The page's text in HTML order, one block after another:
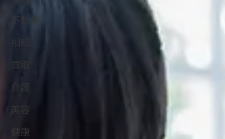
不動産
相続
買取
介護
美容
健康